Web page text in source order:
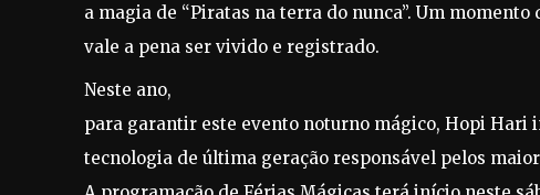
a magia de “Piratas na terra do nunca”. Um momento
vale a pena ser vivido e registrado.
Neste ano,
para garantir este evento noturno mágico, Hopi Hari
tecnologia de última geração responsável pelos